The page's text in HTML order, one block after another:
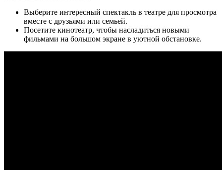
Выберите интересный спектакль в театре для просмотра
вместе с друзьями или семьей.
Посетите кинотеатр, чтобы насладиться новыми
фильмами на большом экране в уютной обстановке.